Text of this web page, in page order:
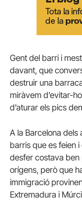
Gent del barri i
davant, que
destruir una
miràvem d’evitar-
d’aturar els pics
A la Barcelona dels
barris que es feien
desfer costava ben
orígens, però que
immigració
Extremadura i